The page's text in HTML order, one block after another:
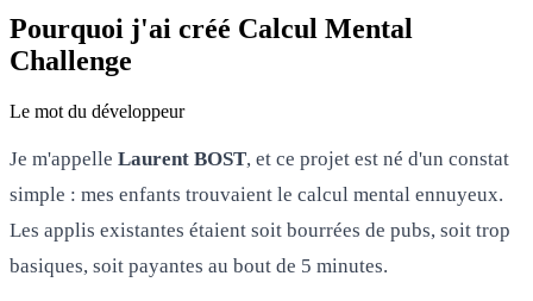
Pourquoi j'ai créé Calcul Mental
Challenge
Le mot du développeur
Je m'appelle Laurent BOST, et ce projet est né d'un constat
simple : mes enfants trouvaient le calcul mental ennuyeux.
Les applis existantes étaient soit bourrées de pubs, soit trop
basiques, soit payantes au bout de 5 minutes.